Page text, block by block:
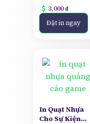
attach_money 3,000₫
Đặt in ngay
In Quạt Nhựa
Cho Sự Kiện